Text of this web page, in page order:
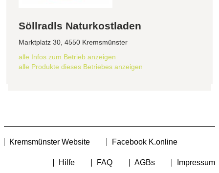
Söllradls Naturkostladen
Marktplatz 30, 4550 Kremsmünster
alle Infos zum Betrieb anzeigen
alle Produkte dieses Betriebes anzeigen
Kremsmünster Website Facebook K.online
Hilfe FAQ AGBs Impressum